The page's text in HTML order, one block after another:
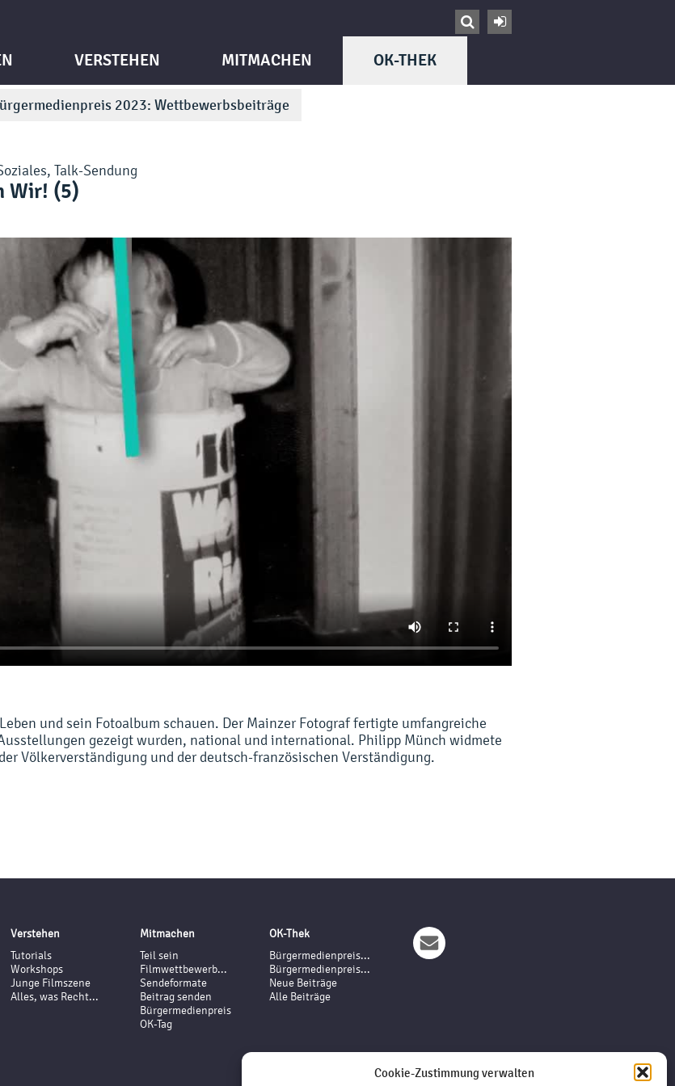
Cookie-Zustimmung verwalten


VERSTEHEN MITMACHEN OK-THEK
2023: Wettbewerbsbeiträge
, Talk-Sendung
Wir! (5)
und sein Fotoalbum schauen. Der Mainzer Fotograf fertigte umfangreiche
gezeigt wurden, national und international. Philipp Münch widmete
Völkerverständigung und der deutsch-französischen Verständigung.
Verstehen
Tutorials
Workshops
Junge Filmszene
Alles, was Recht...
Mitmachen
Teil sein
Filmwettbewerb...
Sendeformate
Beitrag senden
Bürgermedienpreis
OK-Tag
OK-Thek
Bürgermedienpreis...
Bürgermedienpreis...
Neue Beiträge
Alle Beiträge